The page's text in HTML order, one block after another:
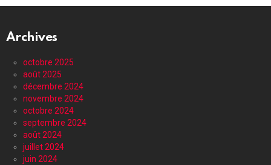
Archives
octobre 2025
août 2025
décembre 2024
novembre 2024
octobre 2024
septembre 2024
août 2024
juillet 2024
juin 2024